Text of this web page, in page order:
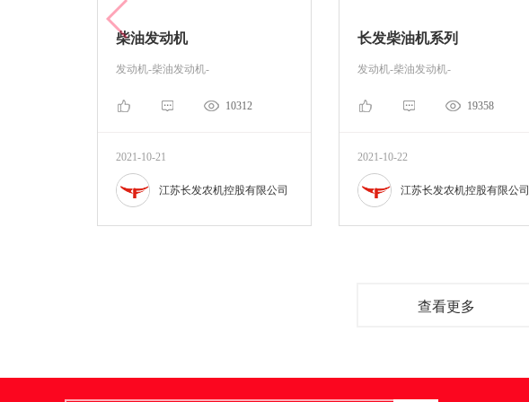
柴油发动机
发动机-柴油发动机-
10312
2021-10-21
江苏长发农机控股有限公司
长发柴油机系列
发动机-柴油发动机-
19358
2021-10-22
江苏长发农机控股有限公司
查看更多